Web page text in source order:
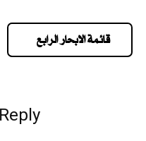
قائمة الابحار الرابع